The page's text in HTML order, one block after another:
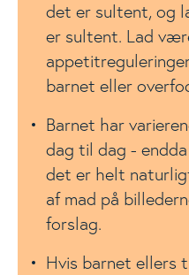
det er sultent, og
er sultent. Lad
barnet eller
Barnet har
dag til dag -
det er helt
af mad på
forslag.
Hvis barnet ellers